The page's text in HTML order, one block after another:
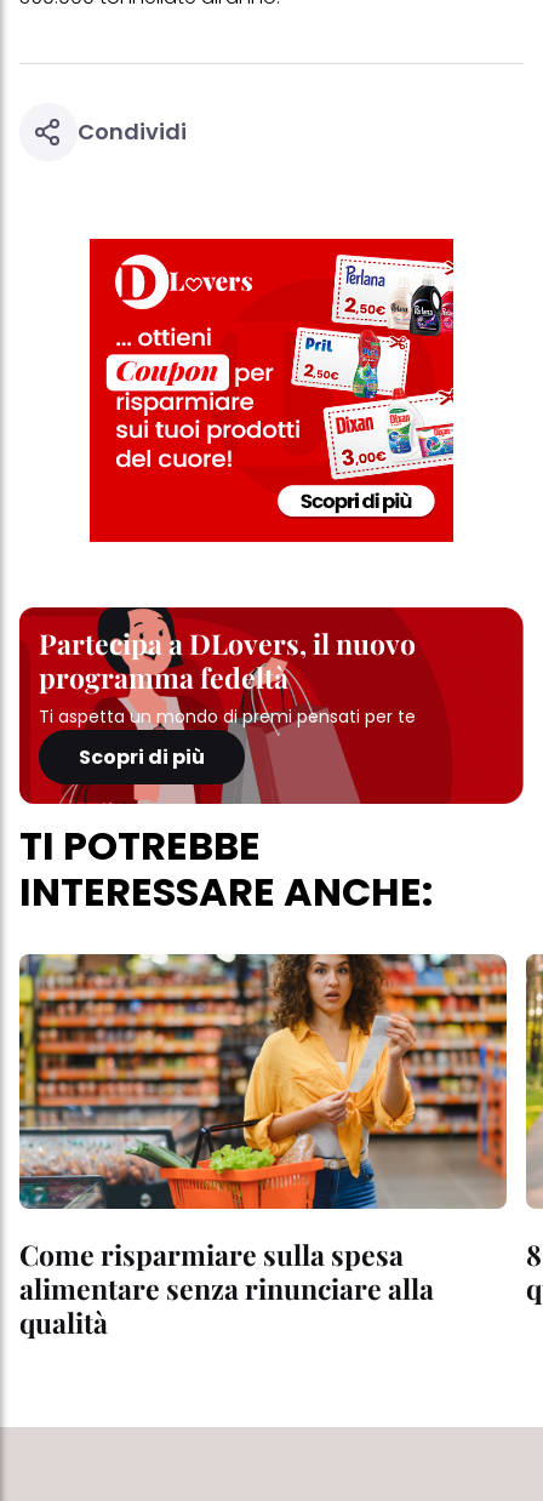
Condividi
Partecipa a DLovers, il nuovo
programma fedeltà
Ti aspetta un mondo di premi pensati per te
Scopri di più
TI POTREBBE
INTERESSARE ANCHE:
Come risparmiare sulla spesa
alimentare senza rinunciare alla
qualità
particolare sul loro periodo di conservazione, consultare le
informazioni dettagliate su ciascun cookie disponibili facendo
più degli scopi sopra menzionati. Cliccando su "Accetta tutto",
acconsenti all'uso dei cookie e al trattamento dei tuoi dati
personali per tutte le finalità sopra indicate. Se fai clic su "Rifiuta",
verranno utilizzati solo i cookie tecnicamente necessari per fornirti